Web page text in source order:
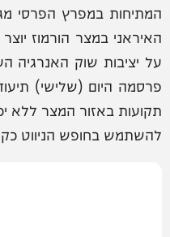
המתיחות במפרץ הפרסי
האיראני במצר הורמוז
על יציבות שוק האנרגיה
פרסמה היום (שלישי)
תקועות באזור המצר ללא
להשתמש בחופש הניווט